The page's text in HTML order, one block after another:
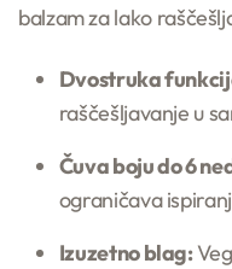
balzam za lako
Dvostruka
raščešljavanje u
Čuva boju do 6
ograničava
Izuzetno blag: